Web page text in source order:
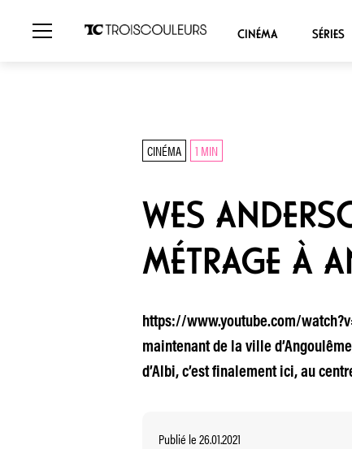
CINÉMA SÉRIES
CINÉMA 1 MIN
WES
MÉTRAGE À
https://www.youtube.com/
maintenant de la ville
d’Albi, c’est finalement ici, au
Publié le 26.01.2021